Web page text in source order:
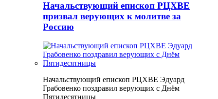
Начальствующий епископ РЦХВЕ
призвал верующих к молитве за
Россию
Начальствующий епископ РЦХВЕ Эдуард
Грабовенко поздравил верующих с Днём
Пятидесятницы